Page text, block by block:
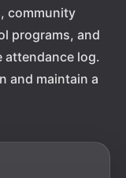
community
programs, and
attendance log.
and maintain a